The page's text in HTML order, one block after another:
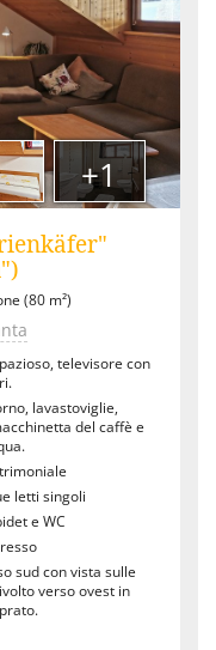
+1
(80 m²)
televisore con
lavastoviglie,
del caffè e
letti singoli
e WC
sud con vista sulle
verso ovest in